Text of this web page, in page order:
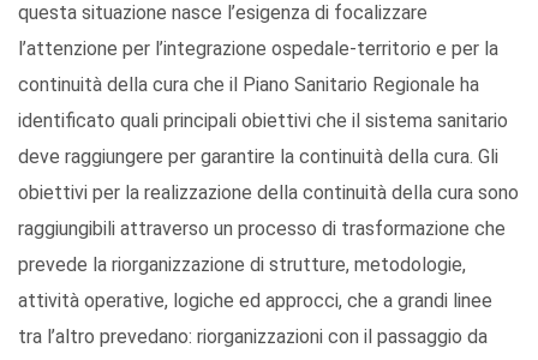
questa situazione nasce l’esigenza di focalizzare
l’attenzione per l’integrazione ospedale-territorio e per la
continuità della cura che il Piano Sanitario Regionale ha
identificato quali principali obiettivi che il sistema sanitario
deve raggiungere per garantire la continuità della cura. Gli
obiettivi per la realizzazione della continuità della cura sono
raggiungibili attraverso un processo di trasformazione che
prevede la riorganizzazione di strutture, metodologie,
attività operative, logiche ed approcci, che a grandi linee
tra l’altro prevedano: riorganizzazioni con il passaggio da